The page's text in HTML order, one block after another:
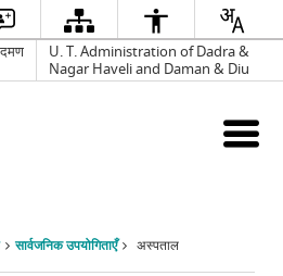
U. T. Administration of Dadra &
Nagar Haveli and Daman & Diu
सार्वजनिक उपयोगिताएँ अस्पताल